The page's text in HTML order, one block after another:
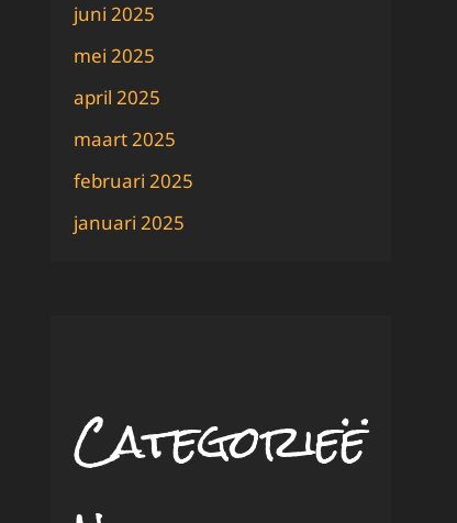
juni 2025
mei 2025
april 2025
maart 2025
februari 2025
januari 2025
Categorieë